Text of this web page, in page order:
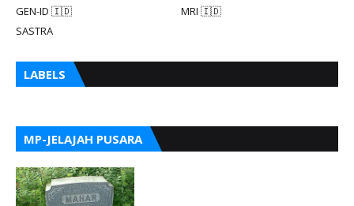
GEN-ID 🇮🇩
MRI 🇮🇩
SASTRA
LABELS
MP-JELAJAH PUSARA